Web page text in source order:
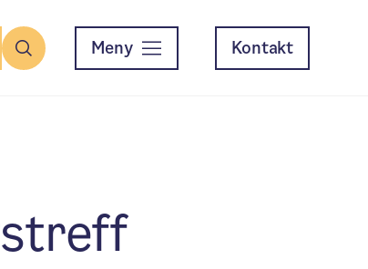
Meny Kontakt